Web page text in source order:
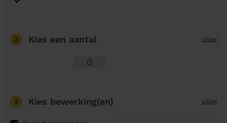
2 Kies een aantal uitleg
3 Kies bewerking(en) uitleg